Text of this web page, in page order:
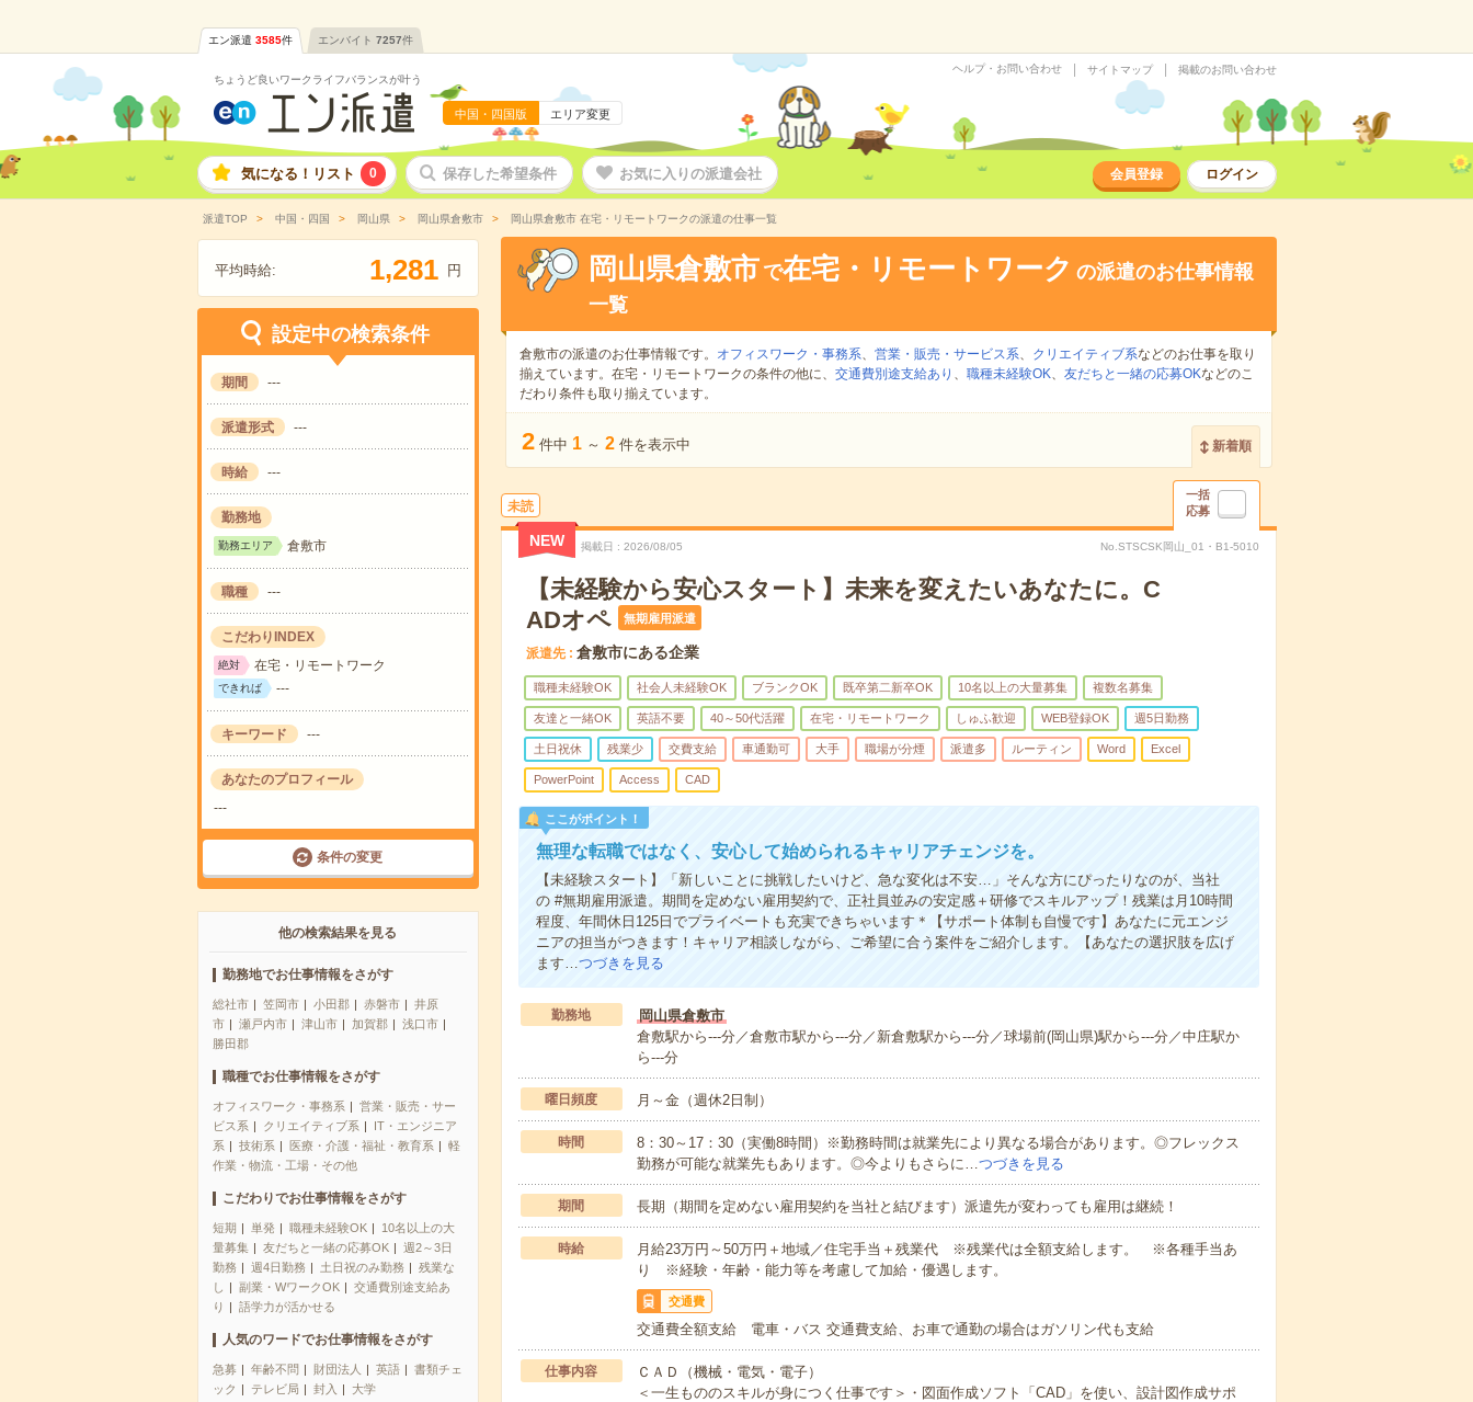
エン派遣 3585件 エンバイト 7257件
ちょうど良いワークライフバランスが叶う
中国・四国版 エリア変更
ヘルプ・お問い合わせ サイトマップ 掲載のお問い合わせ
気になる！リスト 0 保存した希望条件 お気に入りの派遣会社 会員登録 ログイン
派遣TOP 中国・四国 岡山県 岡山県倉敷市 岡山県倉敷市 在宅・リモートワークの派遣の仕事一覧
平均時給: 1,281 円
設定中の検索条件
期間 ---
派遣形式 ---
時給 ---
勤務地
勤務エリア 倉敷市
職種 ---
こだわりINDEX
絶対 在宅・リモートワーク
できれば ---
キーワード ---
あなたのプロフィール
---
条件の変更
他の検索結果を見る
勤務地でお仕事情報をさがす
総社市 笠岡市 小田郡 赤磐市
井原
市
瀬戸内市 津山市 加賀郡
浅口市
勝田郡
職種でお仕事情報をさがす
オフィスワーク・事務系
営業・販売・サー
ビス系
クリエイティブ系
IT・エンジニア
系
技術系 医療・介護・福祉・教育系
軽
作業・物流・工場・その他
こだわりでお仕事情報をさがす
短期 単発 職種未経験OK
10名以上の大
量募集
友だちと一緒の応募OK
週2～3日
勤務
週4日勤務 土日祝のみ勤務
残業な
し
副業・WワークOK
交通費別途支給あ
り
語学力が活かせる
人気のワードでお仕事情報をさがす
急募 年齢不問 財団法人 英語
書類チェ
ック
テレビ局 封入 大学
岡山県倉敷市 で在宅・リモートワーク の派遣のお仕事情報
一覧
倉敷市の派遣のお仕事情報です。 オフィスワーク・事務系、 営業・販売・サービス系、 クリエイティブ系などのお仕事を取り
揃えています。在宅・リモートワークの条件の他に、 交通費別途支給あり 、 職種未経験OK、 友だちと一緒の応募OKなどのこ
だわり条件も取り揃えています。
2 件中 1 ～ 2 件を表示中 新着順
未読
一括
応募
NEW 掲載日 2026/08/05 No.STSCSK岡山_01・B1-5010
【未経験から安心スタート】未来を変えたいあなたに。C
ADオペ
無期雇用派遣
派遣先 倉敷市にある企業
職種未経験OK 社会人未経験OK ブランクOK 既卒第二新卒OK 10名以上の大量募集 複数名募集
友達と一緒OK 英語不要 40～50代活躍 在宅・リモートワーク しゅふ歓迎 WEB登録OK 週5日勤務
土日祝休 残業少 交費支給 車通勤可 大手 職場が分煙 派遣多 ルーティン Word Excel
PowerPoint Access CAD
ここがポイント！
無理な転職ではなく、安心して始められるキャリアチェンジを。
【未経験スタート】「新しいことに挑戦したいけど、急な変化は不安…」そんな方にぴったりなのが、当社
の #無期雇用派遣。期間を定めない雇用契約で、正社員並みの安定感＋研修でスキルアップ！残業は月10時間
程度、年間休日125日でプライベートも充実できちゃいます＊【サポート体制も自慢です】あなたに元エンジ
ニアの担当がつきます！キャリア相談しながら、ご希望に合う案件をご紹介します。【あなたの選択肢を広げ
ます…つづきを見る
勤務地
岡山県倉敷市
倉敷駅から---分／倉敷市駅から---分／新倉敷駅から---分／球場前(岡山県)駅から---分／中庄駅か
ら---分
曜日頻度 月～金（週休2日制）
時間
8：30～17：30（実働8時間）※勤務時間は就業先により異なる場合があります。◎フレックス
勤務が可能な就業先もあります。◎今よりもさらに…つづきを見る
期間 長期（期間を定めない雇用契約を当社と結びます）派遣先が変わっても雇用は継続！
時給
月給23万円～50万円＋地域／住宅手当＋残業代 ※残業代は全額支給します。 ※各種手当あ
り ※経験・年齢・能力等を考慮して加給・優遇します。
交通費
交通費全額支給 電車・バス 交通費支給、お車で通勤の場合はガソリン代も支給
仕事内容
ＣＡＤ（機械・電気・電子）
＜一生もののスキルが身につく仕事です＞・図面作成ソフト「CAD」を使い、設計図作成サポ